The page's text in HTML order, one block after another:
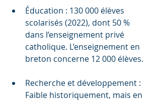
Éducation : 130 000 élèves
scolarisés (2022), dont 50 %
dans l’enseignement privé
catholique. L’enseignement en
breton concerne 12 000 élèves.
Recherche et développement :
Faible historiquement, mais en